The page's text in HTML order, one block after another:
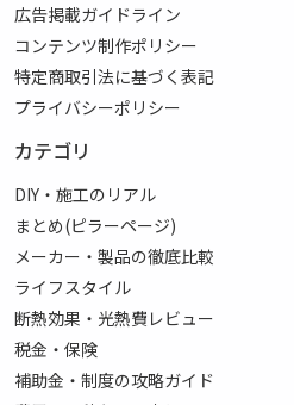
広告掲載ガイドライン
コンテンツ制作ポリシー
特定商取引法に基づく表記
プライバシーポリシー
カテゴリ
DIY・施工のリアル
まとめ(ピラーページ)
メーカー・製品の徹底比較
ライフスタイル
断熱効果・光熱費レビュー
税金・保険
補助金・制度の攻略ガイド